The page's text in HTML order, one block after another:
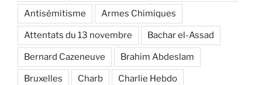
Antisémitisme Armes Chimiques
Attentats du 13 novembre Bachar el-Assad
Bernard Cazeneuve Brahim Abdeslam
Bruxelles Charb Charlie Hebdo